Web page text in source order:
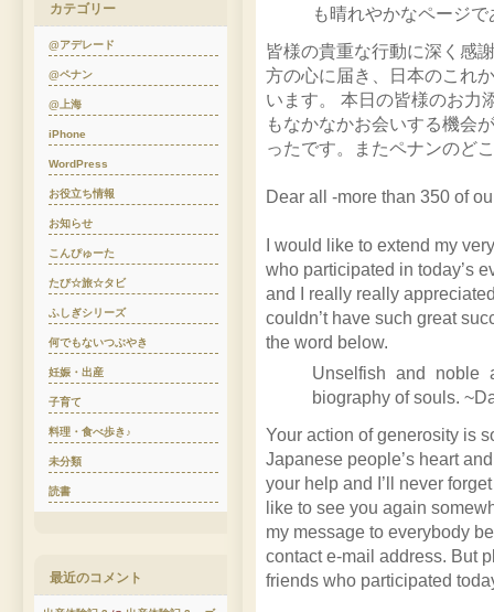
も晴れやかなページ
皆様の貴重な行動に深く感
方の心に届き、日本のこれ
います。 本日の皆様のお力
もなかなかお会いする機会
ったです。またペナンのど
Dear all -more than 350 of
I would like to extend my
who participated in today’s
and I really really
couldn’t have such great
the word below.
Unselfish and noble
biography of souls.
Your action of generosity is
Japanese people’s heart
your help and I’ll never
like to see you again
my message to everybody
contact e-mail address. But
friends who participated
カテゴリー
@アデレード
@ペナン
@上海
iPhone
WordPress
お役立ち情報
お知らせ
こんぴゅーた
たび☆旅☆タビ
ふしぎシリーズ
何でもないつぶやき
妊娠・出産
子育て
料理・食べ歩き♪
未分類
読書
最近のコメント